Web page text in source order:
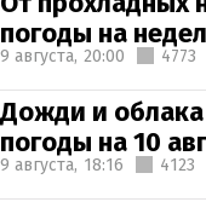
погоды на
9 августа, 20:00 4773
Дожди и облака
погоды на 10
9 августа, 18:16 4123